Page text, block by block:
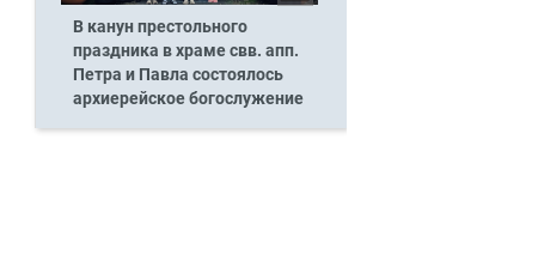
В канун престольного
праздника в храме свв. апп.
Петра и Павла состоялось
архиерейское богослужение